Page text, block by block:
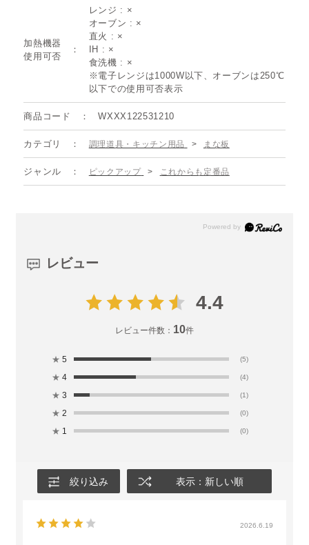
加熱機器
使用可否
レンジ : ×
オーブン : ×
直火 : ×
IH : ×
食洗機 : ×
※電子レンジは1000W以下、オーブンは250℃
以下での使用可否表示
商品コード WXXX122531210
カテゴリ 調理道具・キッチン用品 > まな板
ジャンル ピックアップ > これからも定番品
レビュー
4.4
レビュー件数： 10件
★ 5 (5)
★ 4 (4)
★ 3 (1)
★ 2 (0)
★ 1 (0)
絞り込み 表示：新しい順
2026.6.19